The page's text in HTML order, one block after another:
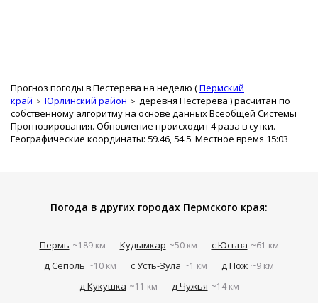
Прогноз погоды в Пестерева на неделю (Пермский
край
Юрлинский район деревня Пестерева ) расчитан по
собственному алгоритму на основе данных Всеобщей Системы
Прогнозирования. Обновление происходит 4 раза в сутки.
Географические координаты: 59.46, 54.5. Местное время 15:03
Погода в других городах Пермского края:
Пермь ~189 км Кудымкар ~50 км с Юсьва ~61 км
д Сеполь ~10 км с Усть-Зула ~1 км д Пож ~9 км
д Кукушка ~11 км д Чужья ~14 км